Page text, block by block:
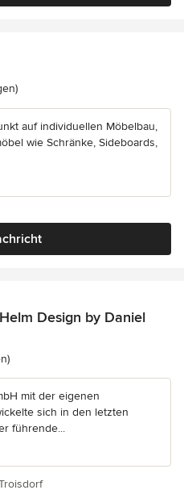
von 5 Sternen
auf individuellen Möbelbau,
wie Schränke, Sideboards,
Design by Daniel
von 5 Sternen
mit der eigenen
sich in den letzten
führende...